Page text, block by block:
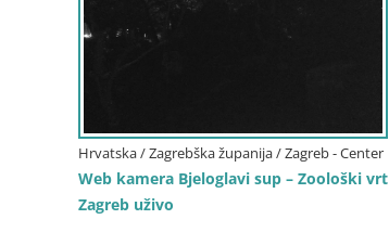
Hrvatska / Zagrebška županija / Zagreb - Center
Web kamera Bjeloglavi sup – Zoološki vrt
Zagreb uživo